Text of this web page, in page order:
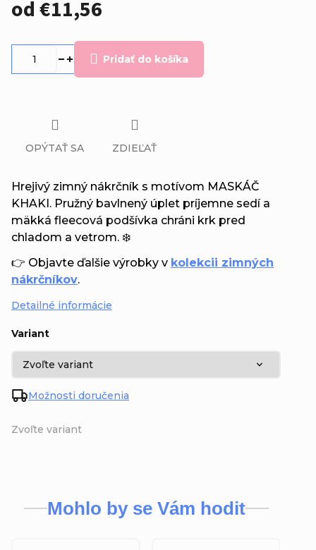
od€11,56
cena:
Zvoľte variant
Variant
Možnosti doručenia
Pridať do košíka
Hrejivý zimný nákrčník s motívom MASKÁČ
KHAKI. Pružný bavlnený úplet príjemne sedí a
mäkká fleecová podšívka chráni krk pred
chladom a vetrom. ❄️
👉 Objavte ďalšie výrobky v kolekcii zimných
nákrčníkov.
Detailné informácie
OPÝTAŤ SA ZDIEĽAŤ
Mohlo by se Vám hodit